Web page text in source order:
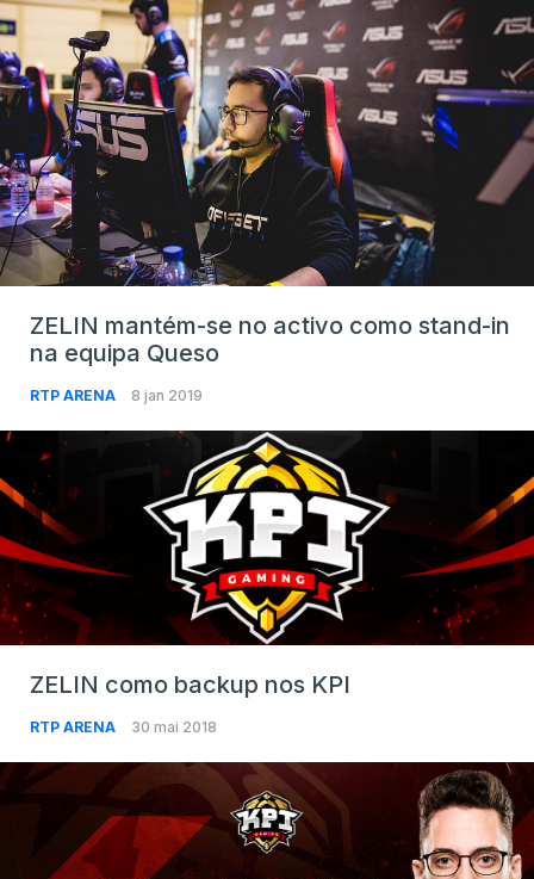
ZELIN mantém-se no activo como stand-in
na equipa Queso
RTP ARENA 8 jan 2019
ZELIN como backup nos KPI
RTP ARENA 30 mai 2018